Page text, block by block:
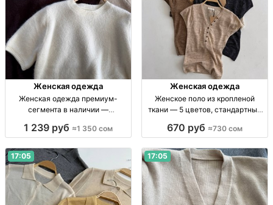
Женская одежда
Женская одежда премиум-
сегмента в наличии —
одежда, новая, стандарт/
наличии, огр. кол-во, 1350 сом
1 239 руб ≈1 350 сом
Женская одежда
Женское поло из кропленой
ткани — 5 цветов, стандартный
р стандарт, 5 цв.
670 руб ≈730 сом
17:05 17:05